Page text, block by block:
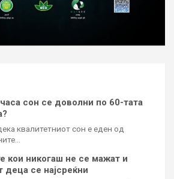
сон се доволни по 60-тата
квалитетниот сон е еден од
кои никогаш не се мажат и
деца се најсреќни